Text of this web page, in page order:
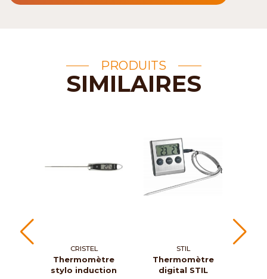
PRODUITS
SIMILAIRES
CRISTEL
Thermomètre
stylo induction
STIL
Thermomètre
digital STIL